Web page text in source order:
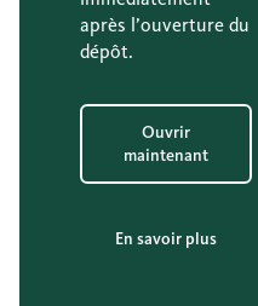
après l’ouverture du
dépôt.
Ouvrir
maintenant
En savoir plus